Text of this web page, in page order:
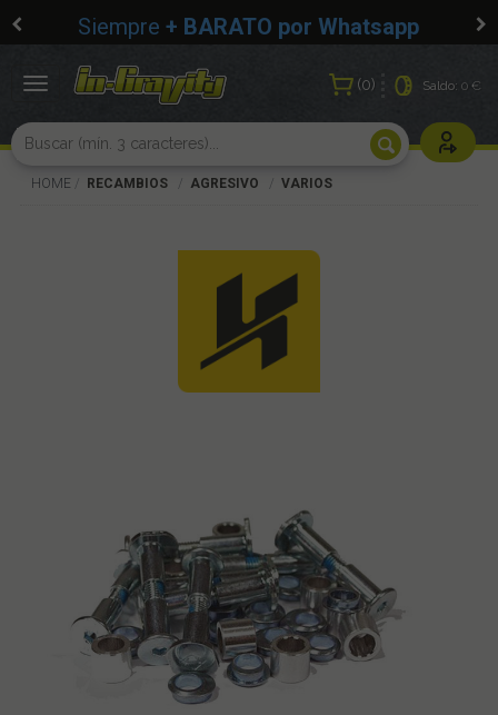
Siempre + BARATO por Whatsapp
0 Saldo:0 €
Usuarios
Toggle
HOME RECAMBIOS AGRESIVO VARIOS